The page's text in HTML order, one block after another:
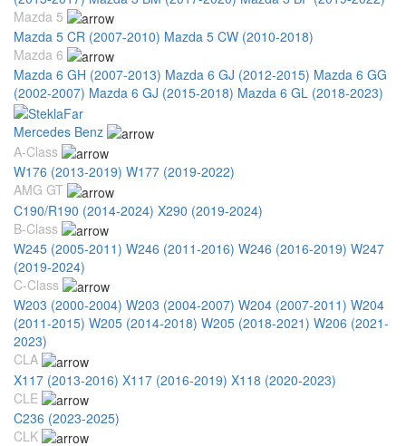
Mazda 5
Mazda 5 CR (2007-2010) Mazda 5 CW (2010-2018)
Mazda 6
Mazda 6 GH (2007-2013) Mazda 6 GJ (2012-2015) Mazda 6 GG
(2002-2007) Mazda 6 GJ (2015-2018) Mazda 6 GL (2018-2023)
Mercedes Benz
A-Class
W176 (2013-2019) W177 (2019-2022)
AMG GT
C190/R190 (2014-2024) X290 (2019-2024)
B-Class
W245 (2005-2011) W246 (2011-2016) W246 (2016-2019) W247
(2019-2024)
C-Class
W203 (2000-2004) W203 (2004-2007) W204 (2007-2011) W204
(2011-2015) W205 (2014-2018) W205 (2018-2021) W206 (2021-
2023)
CLA
X117 (2013-2016) X117 (2016-2019) X118 (2020-2023)
CLE
C236 (2023-2025)
CLK